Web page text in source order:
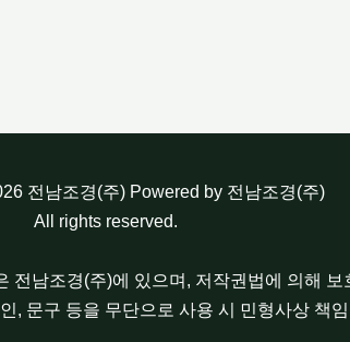
전남조경(주) Powered by 전남조경(주)
All rights reserved.
전남조경(주)에 있으며, 저작권법에 의해 보
, 문구 등을 무단으로 사용 시 민형사상 책